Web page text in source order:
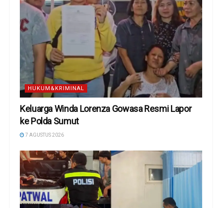
HUKUM&KRIMINAL
Keluarga Winda Lorenza Gowasa Resmi Lapor
ke Polda Sumut
7 AGUSTUS 2026